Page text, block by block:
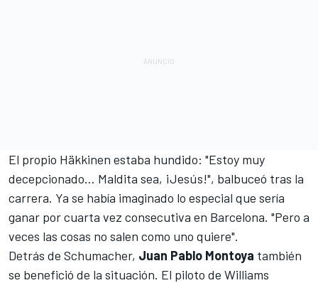
El propio Häkkinen estaba hundido: "Estoy muy
decepcionado... Maldita sea, ¡Jesús!", balbuceó tras la
carrera. Ya se había imaginado lo especial que sería
ganar por cuarta vez consecutiva en Barcelona. "Pero a
veces las cosas no salen como uno quiere".
Detrás de Schumacher, Juan Pablo Montoya también
se benefició de la situación. El piloto de Williams